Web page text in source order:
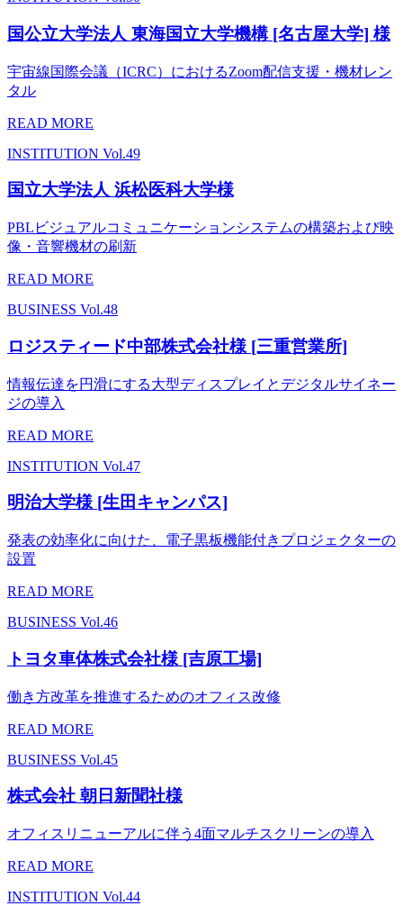
国公立大学法人 東海国立大学機構 [名古屋大学] 様
宇宙線国際会議（ICRC）におけるZoom配信支援・機材レン
タル
READ MORE
INSTITUTION Vol.49
国立大学法人 浜松医科大学様
PBLビジュアルコミュニケーションシステムの構築および映
像・音響機材の刷新
READ MORE
BUSINESS Vol.48
ロジスティード中部株式会社様 [三重営業所]
情報伝達を円滑にする大型ディスプレイとデジタルサイネー
ジの導入
READ MORE
INSTITUTION Vol.47
明治大学様 [生田キャンパス]
発表の効率化に向けた、電子黒板機能付きプロジェクターの
設置
READ MORE
BUSINESS Vol.46
トヨタ車体株式会社様 [吉原工場]
働き方改革を推進するためのオフィス改修
READ MORE
BUSINESS Vol.45
株式会社 朝日新聞社様
オフィスリニューアルに伴う4面マルチスクリーンの導入
READ MORE
INSTITUTION Vol.44